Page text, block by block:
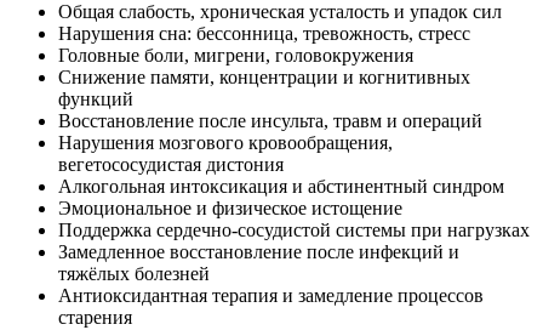
Общая слабость, хроническая усталость и упадок сил
Нарушения сна: бессонница, тревожность, стресс
Головные боли, мигрени, головокружения
Снижение памяти, концентрации и когнитивных
функций
Восстановление после инсульта, травм и операций
Нарушения мозгового кровообращения,
вегетососудистая дистония
Алкогольная интоксикация и абстинентный синдром
Эмоциональное и физическое истощение
Поддержка сердечно-сосудистой системы при нагрузках
Замедленное восстановление после инфекций и
тяжёлых болезней
Антиоксидантная терапия и замедление процессов
старения